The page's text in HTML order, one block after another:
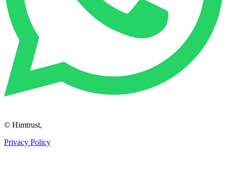
© Himtrust,
Privacy Policy